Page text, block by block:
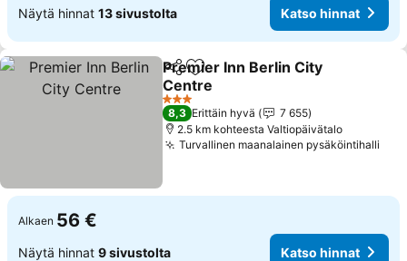
Näytä hinnat 13 sivustolta Katso hinnat
Jaa Lisää suosikkeihin
Premier Inn Berlin City
Centre
Katso hinnat
3 Tähtiluokitus
8,3 Erittäin hyvä
7 655
2.5 km kohteesta Valtiopäivätalo
Turvallinen maanalainen pysäköintihalli
Alkaen 56 €
Näytä hinnat 9 sivustolta Katso hinnat